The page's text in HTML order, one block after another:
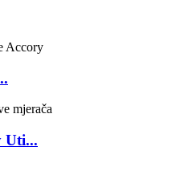
Uti...